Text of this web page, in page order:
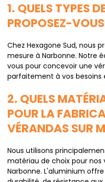
1. QUELS TYPES
PROPOSEZ-
Chez Hexagone Sud, nous
mesure à Narbonne. Notre
vous pour concevoir une
parfaitement à vos besoins
2. QUELS
POUR LA
VÉRANDAS SUR
Nous utilisons
matériau de choix pour nos
Narbonne. L'aluminium